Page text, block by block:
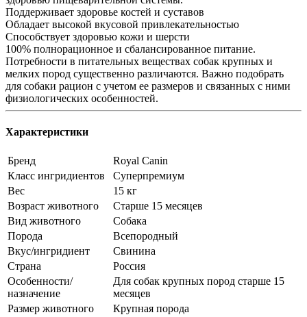
Поддерживает здоровье костей и суставов
Обладает высокой вкусовой привлекательностью
Способствует здоровью кожи и шерсти
100% полнорационное и сбалансированное питание.
Потребности в питательных веществах собак крупных и
мелких пород существенно различаются. Важно подобрать
для собаки рацион с учетом ее размеров и связанных с ними
физиологических особенностей.
Характеристики
Бренд
Royal Canin
Класс ингридиентов
Суперпремиум
Вес
15 кг
Возраст животного
Старше 15 месяцев
Вид животного
Собака
Порода
Всепородный
Вкус/ингридиент
Свинина
Страна
Россия
Особенности/
назначение
Для собак крупных пород старше 15
месяцев
Размер животного
Крупная порода